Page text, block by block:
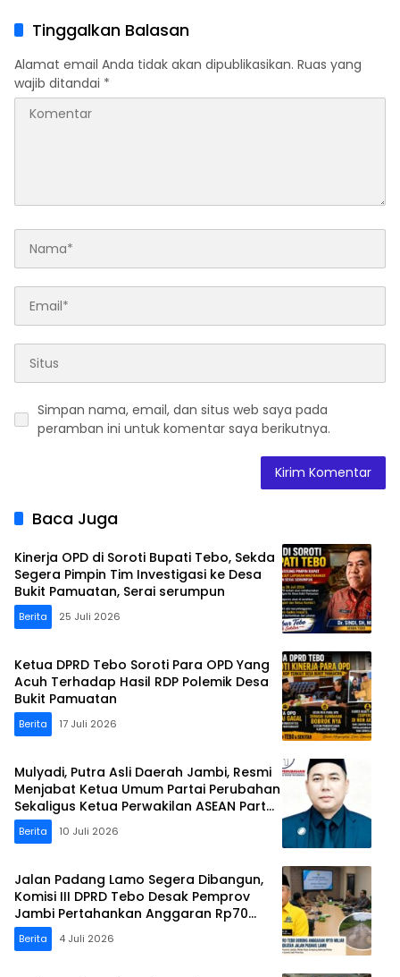
Tinggalkan Balasan
Alamat email Anda tidak akan dipublikasikan. Ruas yang
wajib ditandai *
Simpan nama, email, dan situs web saya pada
peramban ini untuk komentar saya berikutnya.
Baca Juga
Kinerja OPD di Soroti Bupati Tebo, Sekda
Segera Pimpin Tim Investigasi ke Desa
Bukit Pamuatan, Serai serumpun
Berita 25 Juli 2026
Ketua DPRD Tebo Soroti Para OPD Yang
Acuh Terhadap Hasil RDP Polemik Desa
Bukit Pamuatan
Berita 17 Juli 2026
Mulyadi, Putra Asli Daerah Jambi, Resmi
Menjabat Ketua Umum Partai Perubahan
Sekaligus Ketua Perwakilan ASEAN Partai
Perubahan di Malaysia
Berita 10 Juli 2026
Jalan Padang Lamo Segera Dibangun,
Komisi III DPRD Tebo Desak Pemprov
Jambi Pertahankan Anggaran Rp70
Miliar
Berita 4 Juli 2026